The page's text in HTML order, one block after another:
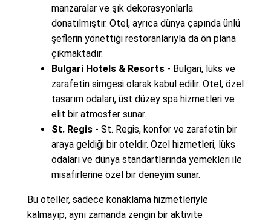
manzaralar ve şık dekorasyonlarla
donatılmıştır. Otel, ayrıca dünya çapında ünlü
şeflerin yönettiği restoranlarıyla da ön plana
çıkmaktadır.
Bulgari Hotels & Resorts- Bulgari, lüks ve
zarafetin simgesi olarak kabul edilir. Otel, özel
tasarım odaları, üst düzey spa hizmetleri ve
elit bir atmosfer sunar.
St. Regis- St. Regis, konfor ve zarafetin bir
araya geldiği bir oteldir. Özel hizmetleri, lüks
odaları ve dünya standartlarında yemekleri ile
misafirlerine özel bir deneyim sunar.
Bu oteller, sadece konaklama hizmetleriyle
kalmayıp, aynı zamanda zengin bir aktivite